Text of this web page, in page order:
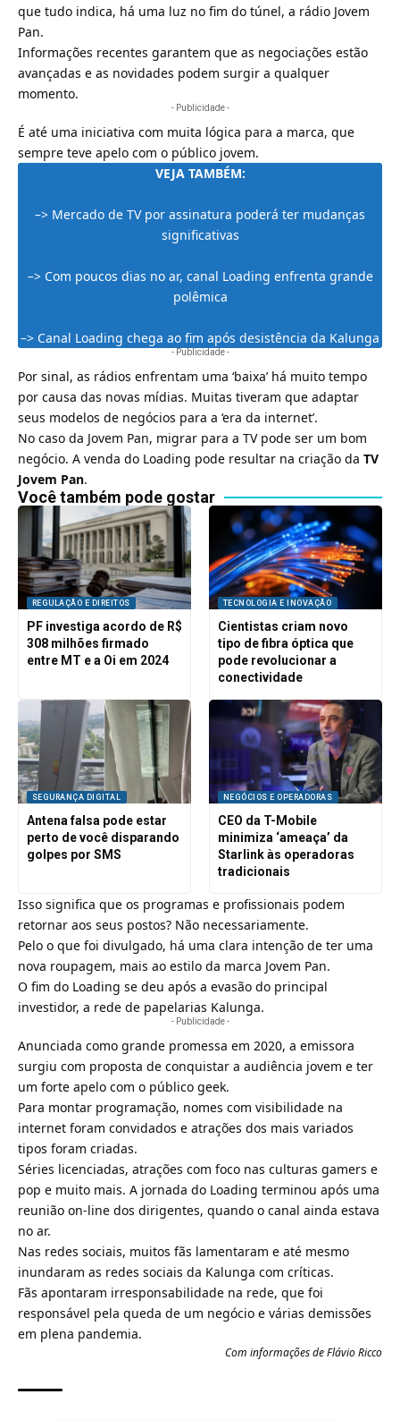
que tudo indica, há uma luz no fim do túnel, a rádio Jovem
Pan.
Informações recentes garantem que as negociações estão
avançadas e as novidades podem surgir a qualquer
momento.
- Publicidade -
É até uma iniciativa com muita lógica para a marca, que
sempre teve apelo com o público jovem.
VEJA TAMBÉM:
–> Mercado de TV por assinatura poderá ter mudanças
significativas
–> Com poucos dias no ar, canal Loading enfrenta grande
polêmica
–> Canal Loading chega ao fim após desistência da Kalunga
- Publicidade -
Por sinal, as rádios enfrentam uma ‘baixa’ há muito tempo
por causa das novas mídias. Muitas tiveram que adaptar
seus modelos de negócios para a ‘era da internet’.
No caso da Jovem Pan, migrar para a TV pode ser um bom
negócio. A venda do Loading pode resultar na criação da TV
Jovem Pan.
Você também pode gostar
REGULAÇÃO E DIREITOS
PF investiga acordo de R$
308 milhões firmado
entre MT e a Oi em 2024
TECNOLOGIA E INOVAÇÃO
Cientistas criam novo
tipo de fibra óptica que
pode revolucionar a
conectividade
SEGURANÇA DIGITAL
Antena falsa pode estar
perto de você disparando
golpes por SMS
NEGÓCIOS E OPERADORAS
CEO da T-Mobile
minimiza ‘ameaça’ da
Starlink às operadoras
tradicionais
Isso significa que os programas e profissionais podem
retornar aos seus postos? Não necessariamente.
Pelo o que foi divulgado, há uma clara intenção de ter uma
nova roupagem, mais ao estilo da marca Jovem Pan.
O fim do Loading se deu após a evasão do principal
investidor, a rede de papelarias Kalunga.
- Publicidade -
Anunciada como grande promessa em 2020, a emissora
surgiu com proposta de conquistar a audiência jovem e ter
um forte apelo com o público geek.
Para montar programação, nomes com visibilidade na
internet foram convidados e atrações dos mais variados
tipos foram criadas.
Séries licenciadas, atrações com foco nas culturas gamers e
pop e muito mais. A jornada do Loading terminou após uma
reunião on-line dos dirigentes, quando o canal ainda estava
no ar.
Nas redes sociais, muitos fãs lamentaram e até mesmo
inundaram as redes sociais da Kalunga com críticas.
Fãs apontaram irresponsabilidade na rede, que foi
responsável pela queda de um negócio e várias demissões
em plena pandemia.
Com informações deFlávio Ricco